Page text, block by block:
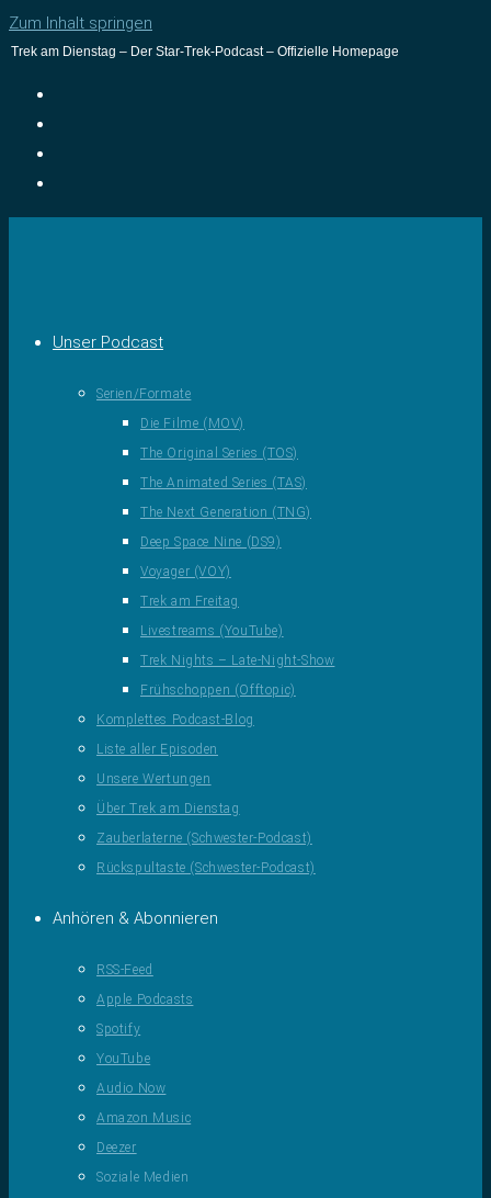
Zum Inhalt springen
Trek am Dienstag – Der Star-Trek-Podcast – Offizielle Homepage
Unser Podcast
Serien/Formate
Die Filme (MOV)
The Original Series (TOS)
The Animated Series (TAS)
The Next Generation (TNG)
Deep Space Nine (DS9)
Voyager (VOY)
Trek am Freitag
Livestreams (YouTube)
Trek Nights – Late-Night-Show
Frühschoppen (Offtopic)
Komplettes Podcast-Blog
Liste aller Episoden
Unsere Wertungen
Über Trek am Dienstag
Zauberlaterne (Schwester-Podcast)
Rückspultaste (Schwester-Podcast)
Anhören & Abonnieren
RSS-Feed
Apple Podcasts
Spotify
YouTube
Audio Now
Amazon Music
Deezer
Soziale Medien